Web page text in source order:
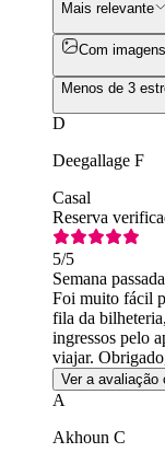
Mais relevante
Com imagens
Menos de 3
D
Deegallage F
Casal
Reserva
5/5
Semana passada
Foi muito fácil
fila da
ingressos pelo
viajar.
Ver a avaliação
A
Akhoun C